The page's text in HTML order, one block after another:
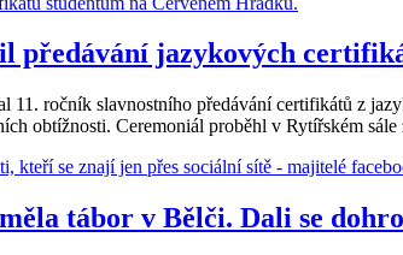
předávání jazykových
11. ročník slavnostního předávání certifikátů z
obtížnosti. Ceremoniál proběhl v Rytířském
tábor v Bělči. Dali se